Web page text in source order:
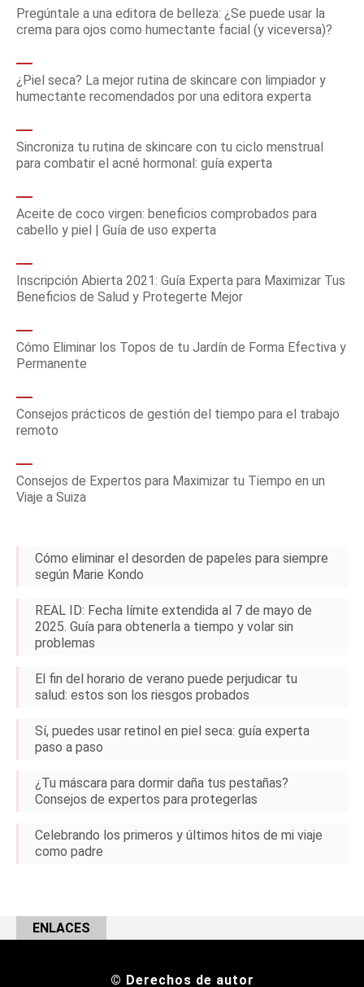
Pregúntale a una editora de belleza: ¿Se puede usar la
crema para ojos como humectante facial (y viceversa)?
¿Piel seca? La mejor rutina de skincare con limpiador y
humectante recomendados por una editora experta
Sincroniza tu rutina de skincare con tu ciclo menstrual
para combatir el acné hormonal: guía experta
Aceite de coco virgen: beneficios comprobados para
cabello y piel | Guía de uso experta
Inscripción Abierta 2021: Guía Experta para Maximizar Tus
Beneficios de Salud y Protegerte Mejor
Cómo Eliminar los Topos de tu Jardín de Forma Efectiva y
Permanente
Consejos prácticos de gestión del tiempo para el trabajo
remoto
Consejos de Expertos para Maximizar tu Tiempo en un
Viaje a Suiza
Cómo eliminar el desorden de papeles para siempre
según Marie Kondo
REAL ID: Fecha límite extendida al 7 de mayo de
2025. Guía para obtenerla a tiempo y volar sin
problemas
El fin del horario de verano puede perjudicar tu
salud: estos son los riesgos probados
Sí, puedes usar retinol en piel seca: guía experta
paso a paso
¿Tu máscara para dormir daña tus pestañas?
Consejos de expertos para protegerlas
Celebrando los primeros y últimos hitos de mi viaje
como padre
ENLACES
© Derechos de autor